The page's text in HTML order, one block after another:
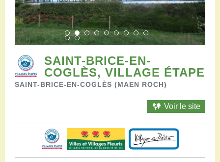
Restaurants
Aires de camping-car
Salles de réception
Aires de pique-nique
Randonner
Randonnées pédestres
Randonnées vélo
Nous contacter
SAINT-BRICE-EN-
COGLÈS, VILLAGE ÉTAPE
SAINT-BRICE-EN-COGLÈS (MAEN ROCH)
Voir le site